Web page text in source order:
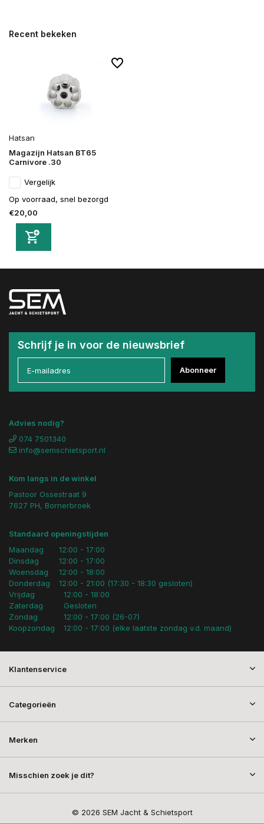
Recent bekeken
Hatsan
Magazijn Hatsan BT65
Carnivore .30
Vergelijk
Op voorraad, snel bezorgd
€20,00
Schrijf je in voor de nieuwsbrief
Abonneer
Advies nodig?
074 7501340
info@semschietsport.nl
Kom langs in de winkel
Pastoor Ossestraat 9
7627 PH, Bornerbroek
Standaard openingstijden
Maandag
Dinsdag
Woensdag
Donderdag
12:00 - 17:00
12:00 - 17:00
12:00 - 18:00
12:00 - 21:00 (17:30 - 18:30 gesloten)
Vrijdag
Zaterdag
Zondag
Koopzondag
12:00 - 18:00
Gesloten
12:00 - 17:00 (26-07)
12:00 - 17:00 (elke laatste zondag v.d. maand)
Klantenservice
Categorieën
Merken
Misschien zoek je dit?
© 2026 SEM Jacht & Schietsport